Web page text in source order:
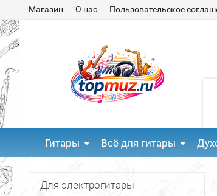
Магазин О нас Пользовательское
Гитары Всё для гитары
Для электрогитары